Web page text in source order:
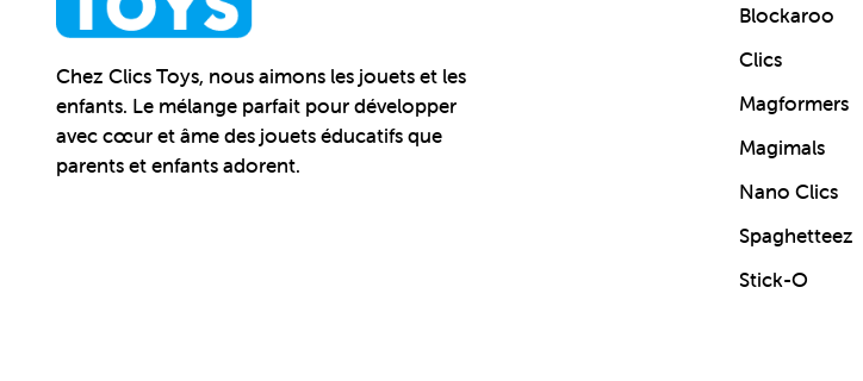
Chez Clics Toys, nous aimons les jouets et les
enfants. Le mélange parfait pour développer
avec cœur et âme des jouets éducatifs que
parents et enfants adorent.
Blockaroo
Clics
Magformers
Magimals
Nano Clics
Spaghetteez
Stick-O